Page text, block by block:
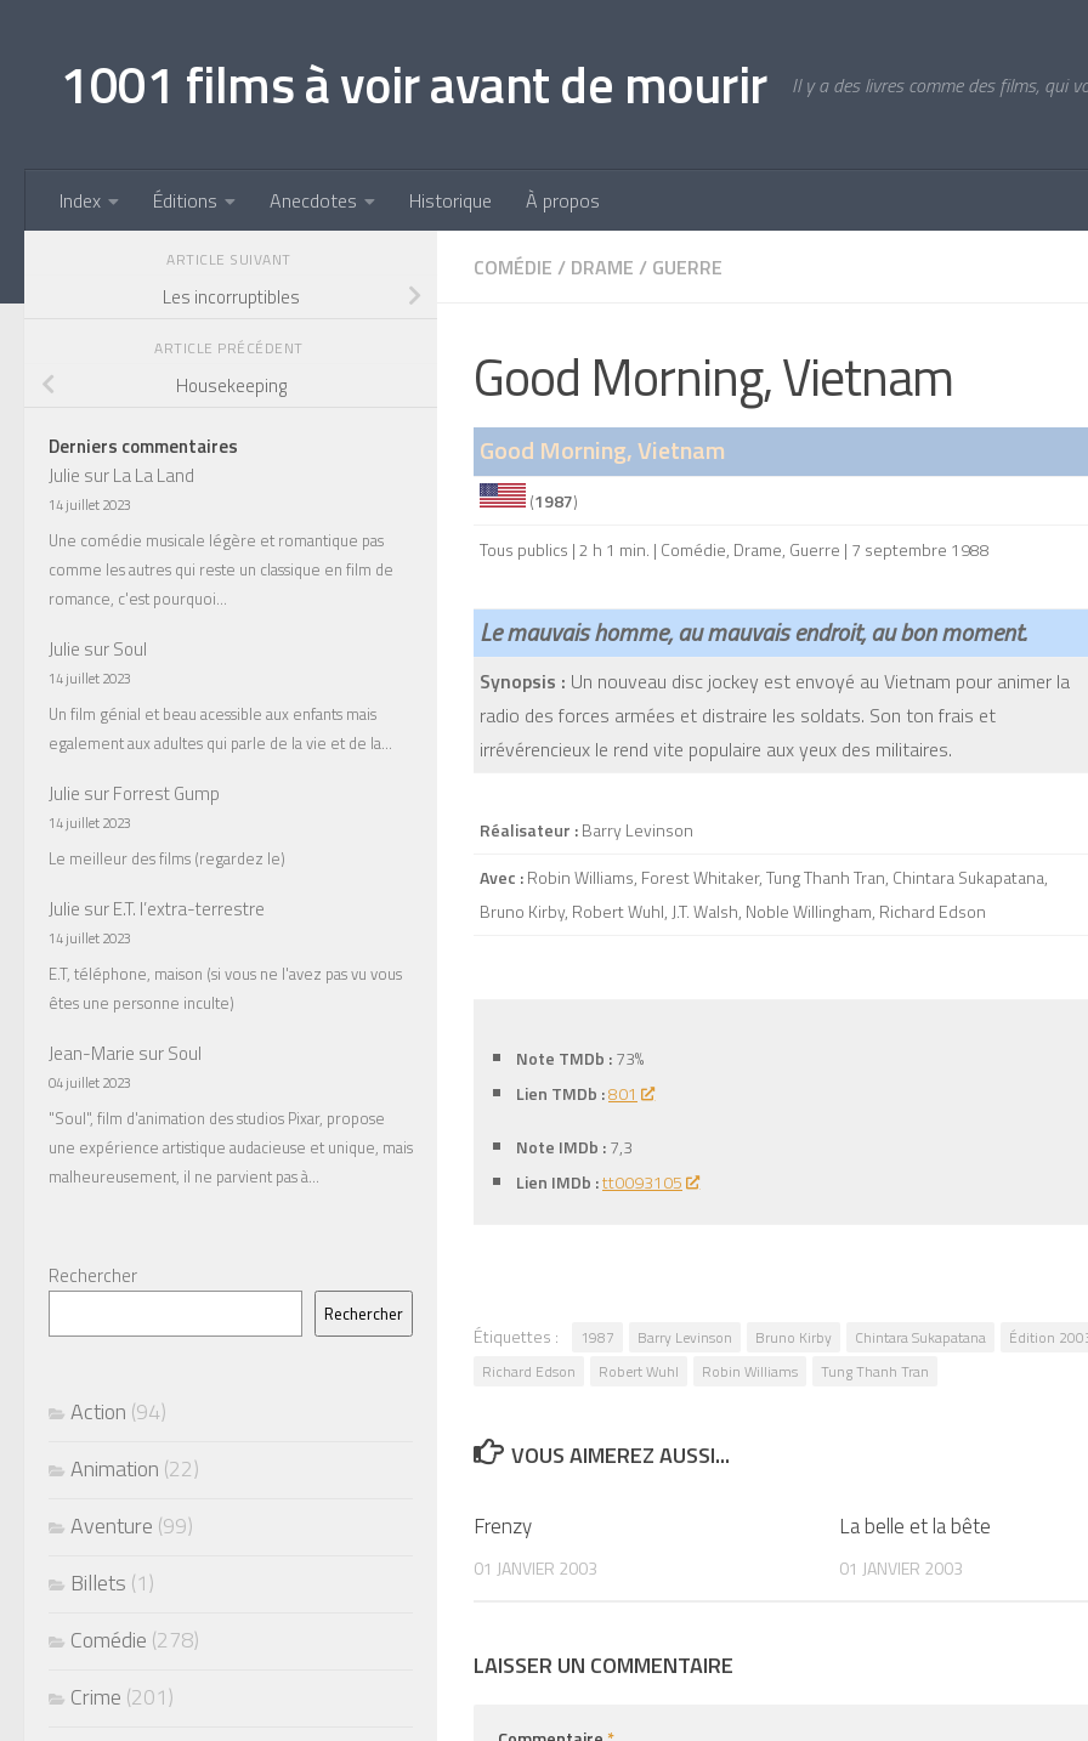
1001 films à voir avant de mourir Il y a des livres comme des films, qui
Index Éditions Anecdotes Historique À propos
COMÉDIE / DRAME / GUERRE
Good Morning, Vietnam
Good Morning, Vietnam
(1987)
Tous publics | 2 h 1 min. | Comédie, Drame, Guerre | 7 septembre 1988
Le mauvais homme, au mauvais endroit, au bon moment.
Synopsis : Un nouveau disc jockey est envoyé au Vietnam pour animer la
radio des forces armées et distraire les soldats. Son ton frais et
irrévérencieux le rend vite populaire aux yeux des militaires.
Réalisateur :Barry Levinson
Avec :Robin Williams, Forest Whitaker, Tung Thanh Tran, Chintara Sukapatana,
Bruno Kirby, Robert Wuhl, J.T. Walsh, Noble Willingham, Richard Edson
Note TMDb :73%
Lien TMDb :801
Note IMDb :7,3
Lien IMDb :tt0093105
Étiquettes : 1987 Barry Levinson Bruno Kirby Chintara Sukapatana Édition
Richard Edson
Robert Wuhl Robin Williams Tung Thanh Tran
VOUS AIMEREZ AUSSI...
Frenzy
01 JANVIER 2003
La belle et la bête
01 JANVIER 2003
LAISSER UN COMMENTAIRE
ARTICLE SUIVANT
Les incorruptibles
ARTICLE PRÉCÉDENT
Housekeeping
Derniers commentaires
Julie surLa La Land
14 juillet 2023
Une comédie musicale légère et romantique pas
comme les autres qui reste un classique en film de
romance, c'est pourquoi…
Julie surSoul
14 juillet 2023
Un film génial et beau acessible aux enfants mais
egalement aux adultes qui parle de la vie et de la…
Julie surForrest Gump
14 juillet 2023
Le meilleur des films (regardez le)
Julie surE.T. l’extra-terrestre
14 juillet 2023
E.T, téléphone, maison (si vous ne l'avez pas vu vous
êtes une personne inculte)
Jean-Marie surSoul
04 juillet 2023
"Soul", film d'animation des studios Pixar, propose
une expérience artistique audacieuse et unique, mais
malheureusement, il ne parvient pas à…
Rechercher
Rechercher
Action (94)
Animation (22)
Aventure (99)
Billets (1)
Comédie (278)
Crime (201)